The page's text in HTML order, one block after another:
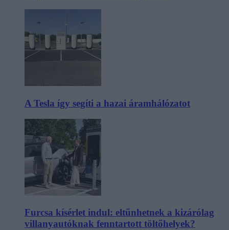
A Tesla így segíti a hazai áramhálózatot
Furcsa kísérlet indul: eltűnhetnek a kizárólag
villanyautóknak fenntartott töltőhelyek?